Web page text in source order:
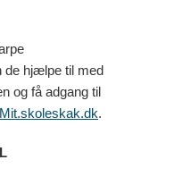
de hjælpe til med
og få adgang til
Mit.skoleskak.dk.